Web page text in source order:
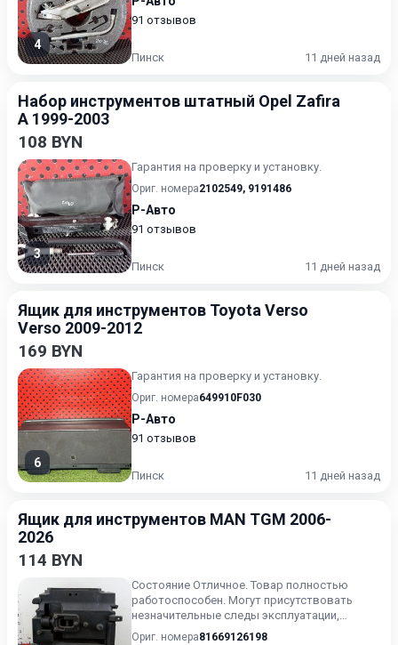
4
91 отзывов
Пинск 11 дней назад
Набор инструментов штатный Opel Zafira
A 1999-2003
108 BYN
3
Гарантия на проверку и установку.
Ориг. номера2102549, 9191486
Р-Авто
91 отзывов
Пинск 11 дней назад
Ящик для инструментов Toyota Verso
Verso 2009-2012
169 BYN
6
Гарантия на проверку и установку.
Ориг. номера649910F030
Р-Авто
91 отзывов
Пинск 11 дней назад
Ящик для инструментов MAN TGM 2006-
2026
114 BYN
Состояние Отличное. Товар полностью
работоспособен. Могут присутствовать
незначительные следы эксплуатации,
царапины на лакокрасочном покрыт...
Ориг. номера81669126198